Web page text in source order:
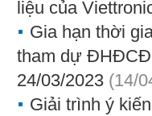
liệu của
Gia hạn thời
tham dự ĐHĐCĐ
24/03/2023 (14/
Giải trình ý